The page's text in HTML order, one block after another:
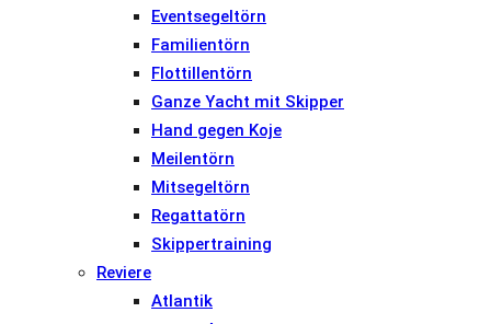
Eventsegeltörn
Familientörn
Flottillentörn
Ganze Yacht mit Skipper
Hand gegen Koje
Meilentörn
Mitsegeltörn
Regattatörn
Skippertraining
Reviere
Atlantik